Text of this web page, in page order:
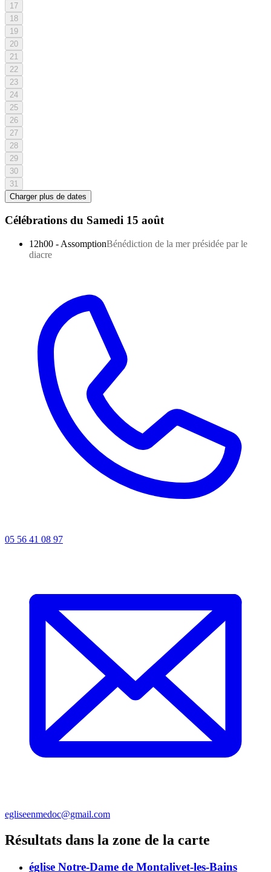
17
18
19
20
21
22
23
24
25
26
27
28
29
30
31
Charger plus de dates
Célébrations du Samedi 15 août
12h00 - AssomptionBénédiction de la mer présidée par le
diacre
05 56 41 08 97
egliseenmedoc@gmail.com
Résultats dans la zone de la carte
église Notre-Dame de Montalivet-les-Bains